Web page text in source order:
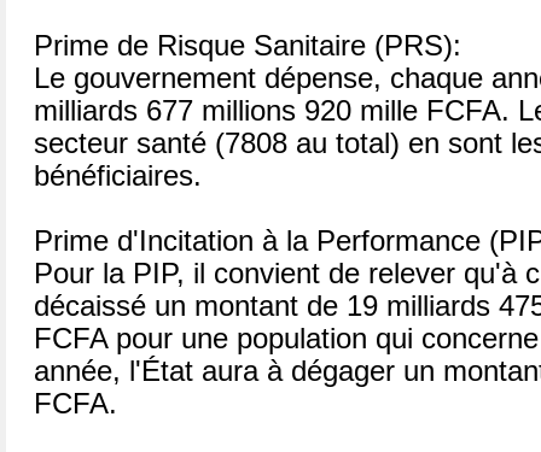
Prime de Risque Sanitaire (PRS):
Le gouvernement dépense, chaque
milliards 677 millions 920 mille FCFA.
secteur santé (7808 au total) en sont
bénéficiaires.
Prime d'Incitation à la Performance
Pour la PIP, il convient de relever qu'à
décaissé un montant de 19 milliards
FCFA pour une population qui
année, l'État aura à dégager un
FCFA.